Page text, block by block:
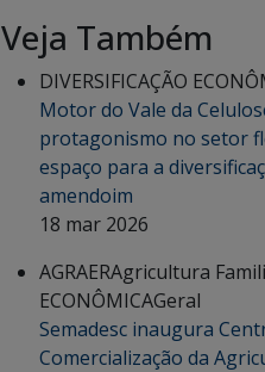
Veja Também
DIVERSIFICAÇÃO
Motor do Vale da
protagonismo no setor
espaço para a
amendoim
18 mar 2026
AGRAERAgricultura
ECONÔMICAGeral
Semadesc inaugura
Comercialização da